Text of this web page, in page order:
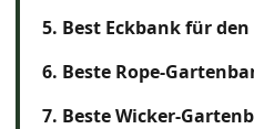
5. Best Eckbank für
6. Beste Rope-
7. Beste Wicker-